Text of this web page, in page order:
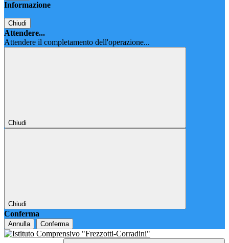
Informazione
Chiudi
Attendere...
Attendere il completamento dell'operazione...
Chiudi
Chiudi
Conferma
Annulla Conferma